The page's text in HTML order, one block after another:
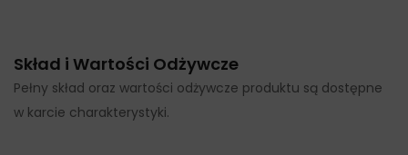
Skład i Wartości Odżywcze
Pełny skład oraz wartości odżywcze produktu są dostępne
w karcie charakterystyki.